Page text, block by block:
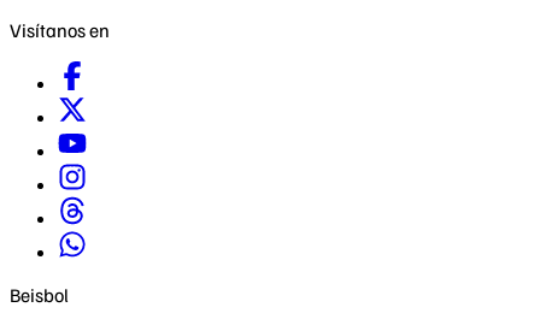
Visítanos en
Beisbol